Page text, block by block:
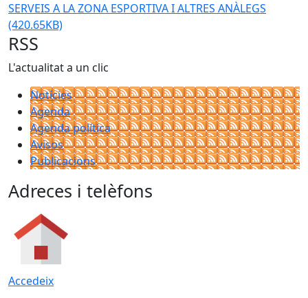
SERVEIS A LA ZONA ESPORTIVA I ALTRES ANÀLEGS
(420.65KB)
RSS
L'actualitat a un clic
Notícies
Agenda
Agenda política
Avisos
Publicacions
Adreces i telèfons
Accedeix